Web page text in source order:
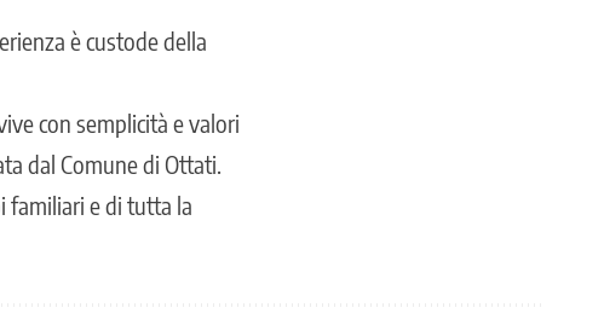
è custode della
con semplicità e valori
dal Comune di Ottati.
familiari e di tutta la